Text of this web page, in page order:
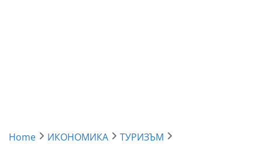
Home ИКОНОМИКА
ТУРИЗЪМ